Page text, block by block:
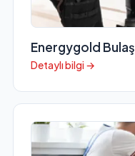
Energygold
Detaylı bilgi →